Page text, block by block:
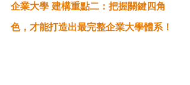
企業大學 建構重點二：把握關鍵四角
色，才能打造出最完整企業大學體系！